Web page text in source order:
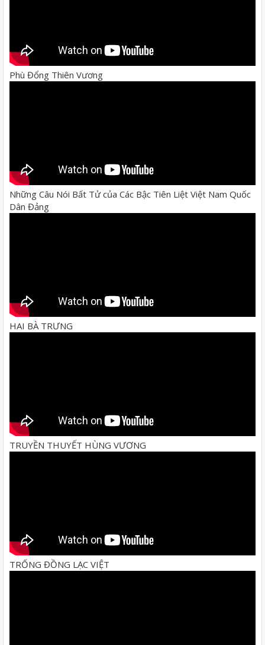
Phù Đổng Thiên Vương
Những Câu Nói Bất Tử của Các Bậc Tiên Liệt Việt Nam Quốc
Dân Đảng
HAI BÀ TRƯNG
TRUYỀN THUYẾT HÙNG VƯƠNG
TRỐNG ĐỒNG LẠC VIỆT